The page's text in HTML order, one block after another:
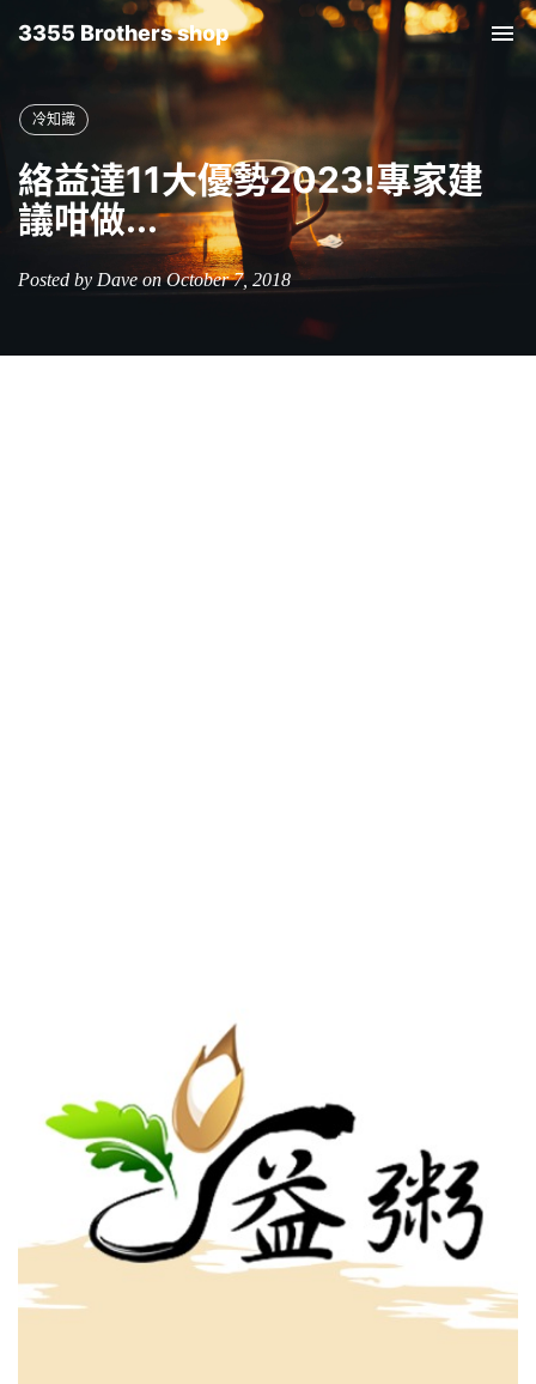
3355 Brothers shop
冷知識
絡益達11大優勢2023!專家建
議咁做...
Posted by Dave on October 7, 2018